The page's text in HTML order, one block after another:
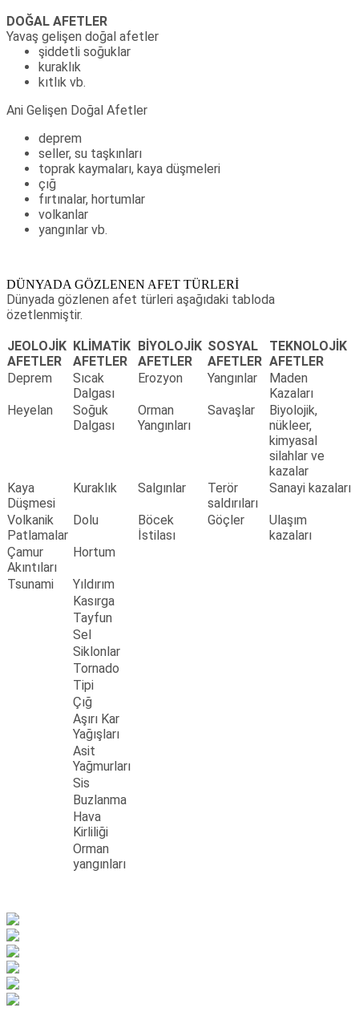
DOĞAL AFETLER
Yavaş gelişen doğal afetler
şiddetli soğuklar
kuraklık
kıtlık vb.
Ani Gelişen Doğal Afetler
deprem
seller, su taşkınları
toprak kaymaları, kaya düşmeleri
çığ
fırtınalar, hortumlar
volkanlar
yangınlar vb.
DÜNYADA GÖZLENEN AFET TÜRLERİ
Dünyada gözlenen afet türleri aşağıdaki tabloda
özetlenmiştir.
JEOLOJİK
AFETLER
KLİMATİK
AFETLER
BİYOLOJİK
AFETLER
SOSYAL
AFETLER
TEKNOLOJİK
AFETLER
Deprem
Sıcak
Dalgası
Erozyon Yangınlar
Maden
Kazaları
Heyelan
Soğuk
Dalgası
Orman
Yangınları
Savaşlar
Biyolojik,
nükleer,
kimyasal
silahlar ve
kazalar
Kaya
Düşmesi
Kuraklık Salgınlar
Terör
saldırıları
Sanayi kazaları
Volkanik
Patlamalar
Dolu
Böcek
İstilası
Göçler
Ulaşım
kazaları
Çamur
Akıntıları
Hortum
Tsunami
Yıldırım
Kasırga
Tayfun
Sel
Siklonlar
Tornado
Tipi
Çığ
Aşırı Kar
Yağışları
Asit
Yağmurları
Sis
Buzlanma
Hava
Kirliliği
Orman
yangınları